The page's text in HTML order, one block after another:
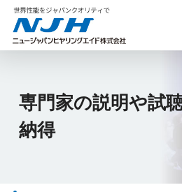
NJH ニュージャパンヒヤリングエイド株式会社
お近くの販売店を探す
専門家の説明や試
納得